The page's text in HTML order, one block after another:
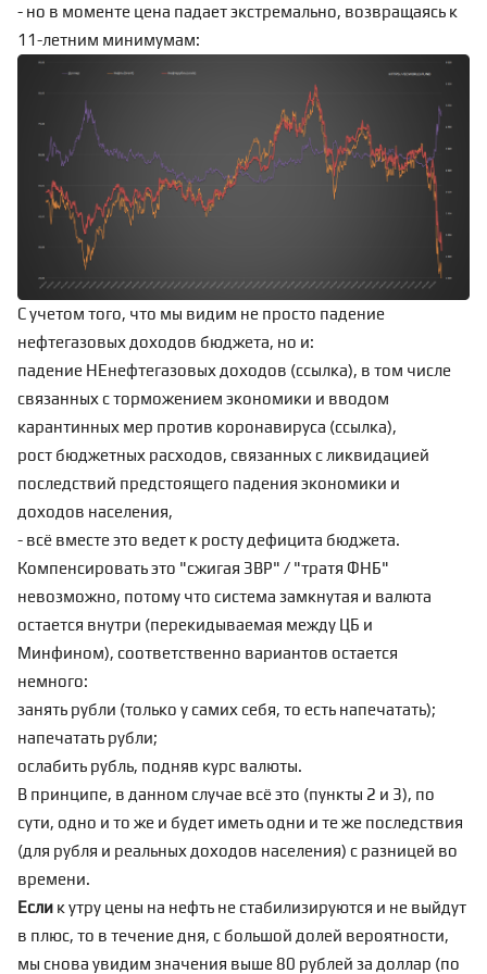
- но в моменте цена падает экстремально, возвращаясь к
11-летним минимумам:
С учетом того, что мы видим не просто падение
нефтегазовых доходов бюджета, но и:
падение НЕнефтегазовых доходов (ссылка), в том числе
связанных с торможением экономики и вводом
карантинных мер против коронавируса (ссылка),
рост бюджетных расходов, связанных с ликвидацией
последствий предстоящего падения экономики и
доходов населения,
- всё вместе это ведет к росту дефицита бюджета.
Компенсировать это "сжигая ЗВР" / "тратя ФНБ"
невозможно, потому что система замкнутая и валюта
остается внутри (перекидываемая между ЦБ и
Минфином), соответственно вариантов остается
немного:
занять рубли (только у самих себя, то есть напечатать);
напечатать рубли;
ослабить рубль, подняв курс валюты.
В принципе, в данном случае всё это (пункты 2 и 3), по
сути, одно и то же и будет иметь одни и те же последствия
(для рубля и реальных доходов населения) с разницей во
времени.
Если к утру цены на нефть не стабилизируются и не выйдут
в плюс, то в течение дня, с большой долей вероятности,
мы снова увидим значения выше 80 рублей за доллар (по